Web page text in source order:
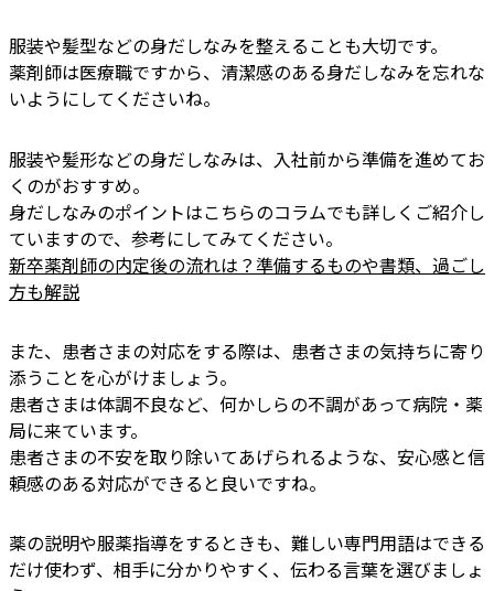
服装や髪型などの身だしなみを整えることも大切です。
薬剤師は医療職ですから、清潔感のある身だしなみを忘れな
いようにしてくださいね。
服装や髪形などの身だしなみは、入社前から準備を進めてお
くのがおすすめ。
身だしなみのポイントはこちらのコラムでも詳しくご紹介し
ていますので、参考にしてみてください。
新卒薬剤師の内定後の流れは？準備するものや書類、過ごし
方も解説
また、患者さまの対応をする際は、患者さまの気持ちに寄り
添うことを心がけましょう。
患者さまは体調不良など、何かしらの不調があって病院・薬
局に来ています。
患者さまの不安を取り除いてあげられるような、安心感と信
頼感のある対応ができると良いですね。
薬の説明や服薬指導をするときも、難しい専門用語はできる
だけ使わず、相手に分かりやすく、伝わる言葉を選びましょ